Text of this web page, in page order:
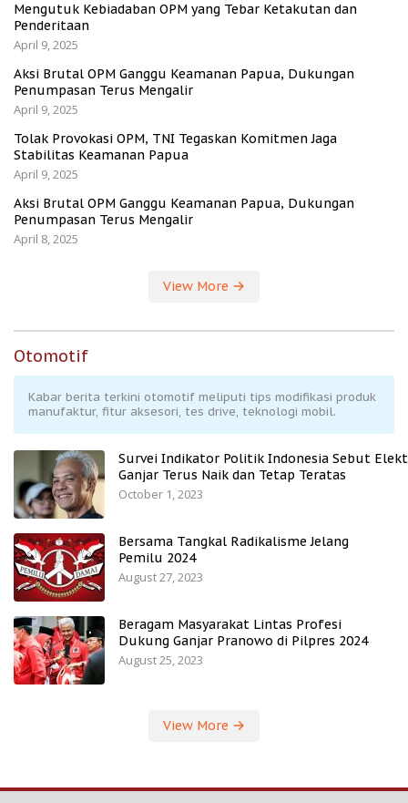
Mengutuk Kebiadaban OPM yang Tebar Ketakutan dan
Penderitaan
April 9, 2025
Aksi Brutal OPM Ganggu Keamanan Papua, Dukungan
Penumpasan Terus Mengalir
April 9, 2025
Tolak Provokasi OPM, TNI Tegaskan Komitmen Jaga
Stabilitas Keamanan Papua
April 9, 2025
Aksi Brutal OPM Ganggu Keamanan Papua, Dukungan
Penumpasan Terus Mengalir
April 8, 2025
View More
Otomotif
Kabar berita terkini otomotif meliputi tips modifikasi produk
manufaktur, fitur aksesori, tes drive, teknologi mobil.
Survei Indikator Politik Indonesia Sebut
Ganjar Terus Naik dan Tetap Teratas
October 1, 2023
Bersama Tangkal Radikalisme Jelang
Pemilu 2024
August 27, 2023
Beragam Masyarakat Lintas Profesi
Dukung Ganjar Pranowo di Pilpres 2024
August 25, 2023
View More